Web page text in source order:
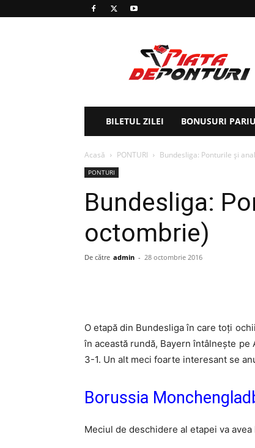
ponturi
BILETUL ZILEI BONUSURI
Acasă PONTURI Bundesliga: Ponturile și
PONTURI
Bundesliga:
octombrie)
De către admin - 28 octombrie 2016
O etapă din Bundesliga în care toți
în această rundă, Bayern întâlnește
3-1. Un alt meci foarte interesant se
Borussia
Meciul de deschidere al etapei va